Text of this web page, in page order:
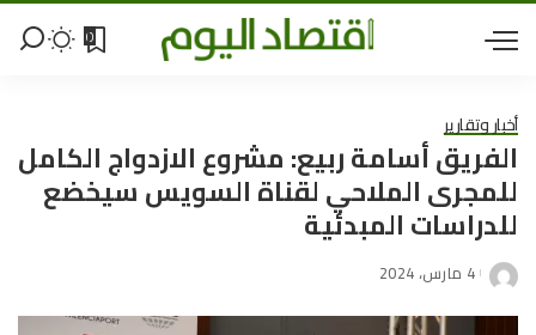
0
أخبار وتقارير
الفريق أسامة ربيع: مشروع الازدواج الكامل
للمجرى الملاحي لقناة السويس سيخضع
للدراسات المبدئية
4 مارس، 2024